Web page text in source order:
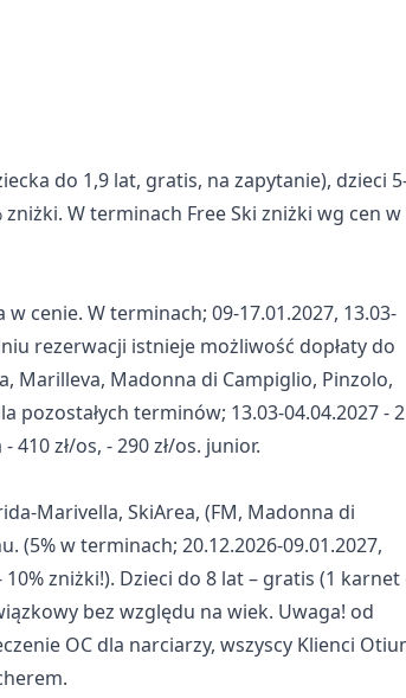
do 1,9 lat, gratis, na zapytanie), dzieci
zniżki. W terminach Free Ski zniżki wg cen w
cenie. W terminach; 09-17.01.2027, 13.03-
rezerwacji istnieje możliwość dopłaty do
Marilleva, Madonna di Campiglio, Pinzolo,
pozostałych terminów; 13.03-04.04.2027 -
zł/os, - 290 zł/os. junior.
Marivella, SkiArea, (FM, Madonna di
(5% w terminach; 20.12.2026-09.01.2027,
10% zniżki!). Dzieci do 8 lat – gratis (1 karnet
bez względu na wiek. Uwaga! od
OC dla narciarzy, wszyscy Klienci